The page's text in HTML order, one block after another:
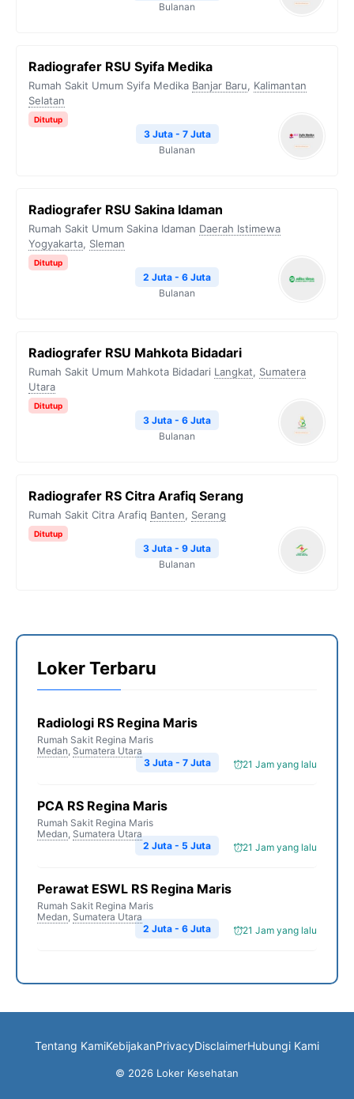
Bulanan
Radiografer RSU Syifa Medika
Rumah Sakit Umum Syifa Medika Banjar Baru, Kalimantan
Selatan
Ditutup
3 Juta - 7 Juta
Bulanan
Radiografer RSU Sakina Idaman
Rumah Sakit Umum Sakina Idaman Daerah Istimewa
Yogyakarta, Sleman
Ditutup
2 Juta - 6 Juta
Bulanan
Radiografer RSU Mahkota Bidadari
Rumah Sakit Umum Mahkota Bidadari Langkat, Sumatera
Utara
Ditutup
3 Juta - 6 Juta
Bulanan
Radiografer RS Citra Arafiq Serang
Rumah Sakit Citra Arafiq Banten, Serang
Ditutup
3 Juta - 9 Juta
Bulanan
Loker Terbaru
Radiologi RS Regina Maris
Rumah Sakit Regina Maris
Medan, Sumatera Utara
21 Jam yang lalu
3 Juta - 7 Juta
PCA RS Regina Maris
Rumah Sakit Regina Maris
Medan, Sumatera Utara
21 Jam yang lalu
2 Juta - 5 Juta
Perawat ESWL RS Regina Maris
Rumah Sakit Regina Maris
Medan, Sumatera Utara
21 Jam yang lalu
2 Juta - 6 Juta
Tentang KamiKebijakanPrivacyDisclaimerHubungi Kami
© 2026 Loker Kesehatan